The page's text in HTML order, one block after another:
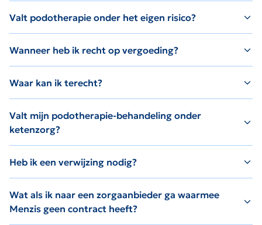
Valt podotherapie onder het eigen risico?
Wanneer heb ik recht op vergoeding?
Waar kan ik terecht?
Valt mijn podotherapie-behandeling onder
ketenzorg?
Heb ik een verwijzing nodig?
Wat als ik naar een zorgaanbieder ga waarmee
Menzis geen contract heeft?